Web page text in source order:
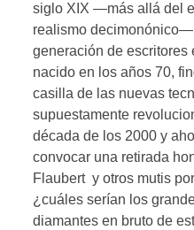
siglo XIX —más allá del
realismo decimonónico—
generación de
nacido en los años 70,
casilla de las nuevas
supuestamente
década de los 2000 y
convocar una retirada
Flaubert y otros mutis
¿cuáles serían los
diamantes en bruto de